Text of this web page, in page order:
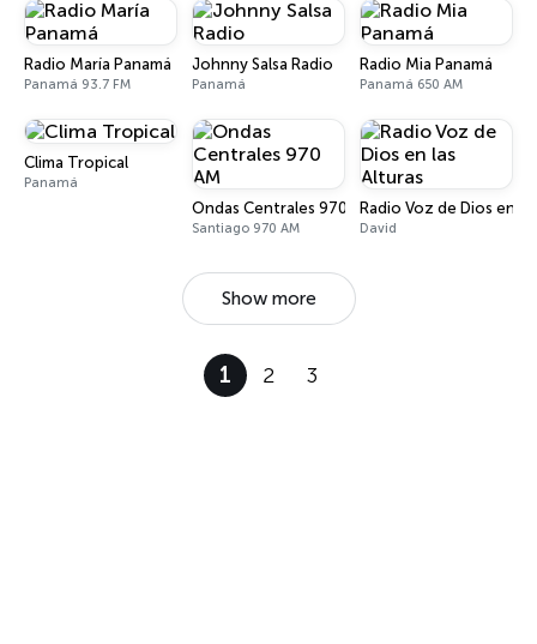
Radio María Panamá
Panamá 93.7 FM
Johnny Salsa Radio
Panamá
Radio Mia Panamá
Panamá 650 AM
Clima Tropical
Panamá
Ondas Centrales 970 AM
Santiago 970 AM
Radio Voz de Dios en
David
Show more
1 2 3